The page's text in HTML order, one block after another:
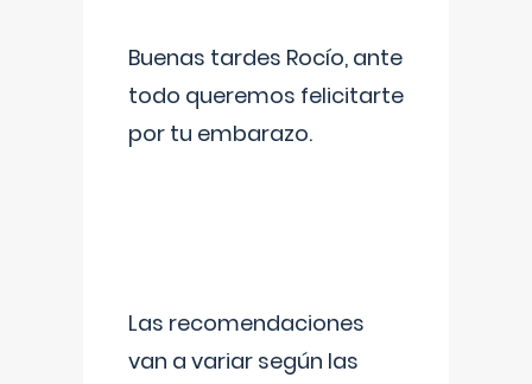
Buenas tardes Rocío, ante
todo queremos felicitarte
por tu embarazo.
Las recomendaciones
van a variar según las